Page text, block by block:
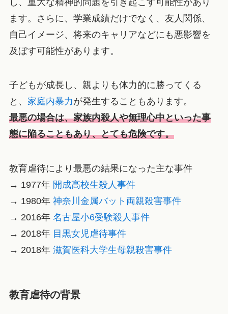
ます。さらに、学業成績だけでなく、友人関係、
自己イメージ、将来のキャリアなどにも悪影響を
及ぼす可能性があります。
子どもが成長し、親よりも体力的に勝ってくる
と、 家庭内暴力が発生することもあります。
最悪の場合は、家族内殺人や無理心中といった事
態に陥ることもあり、とても危険です。
教育虐待により最悪の結果になった主な事件
→ 1977年 開成高校生殺人事件
→ 1980年 神奈川金属バット両親殺害事件
→ 2016年 名古屋小6受験殺人事件
→ 2018年 目黒女児虐待事件
→ 2018年 滋賀医科大学生母親殺害事件
教育虐待の背景